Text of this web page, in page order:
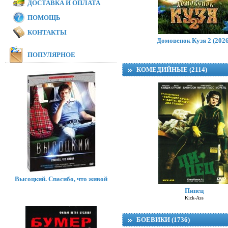
Домовенок Кузя 2
КОМЕДИЙНЫЕ (2114)
Пипец
Kick-Ass
БОЕВИКИ (1736)
ДОСТАВКА И ОПЛАТА
ПОМОЩЬ
КОНТАКТЫ
ПОПУЛЯРНОЕ
Высоцкий. Спасибо, что живой